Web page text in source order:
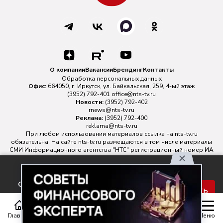
Главная Статьи Передачи Меню
соглашаетесь с правилами
обработки персональных
данных.
Принять
О компанииВакансииБрендингКонтакты
Обработка персональных данных
Офис: 664050, г. Иркутск, ул. Байкальская, 259, 4-ый этаж
(3952) 792-401 office@nts-tv.ru
Новости: (3952) 792-402
rnews@nts-tv.ru
Реклама: (3952) 792-400
reklama@nts-tv.ru
При любом использовании материалов ссылка на nts-tv.ru
обязательна. На сайте nts-tv.ru размещаются в том числе материалы
СМИ Информационного агентства "НТС" регистрационный номер ИА
№ ФС 77 - 88763 зарегистрировано Федеральной службой по
надзору в сфере связи, информационных технологий и массовых
Главный редактор ИА "НТС" Иштулкин Евгений Александрович
16+